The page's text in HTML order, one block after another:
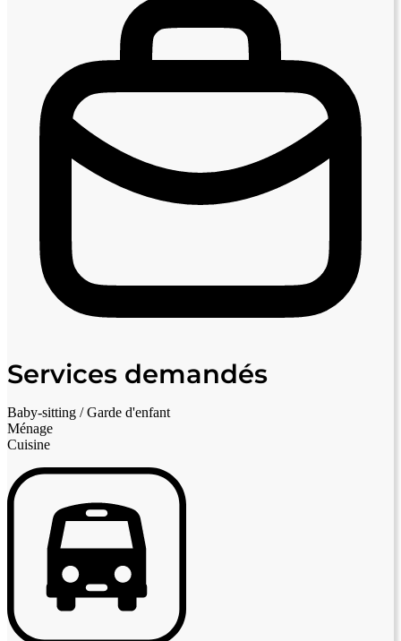
Services demandés
Baby-sitting / Garde d'enfant
Ménage
Cuisine